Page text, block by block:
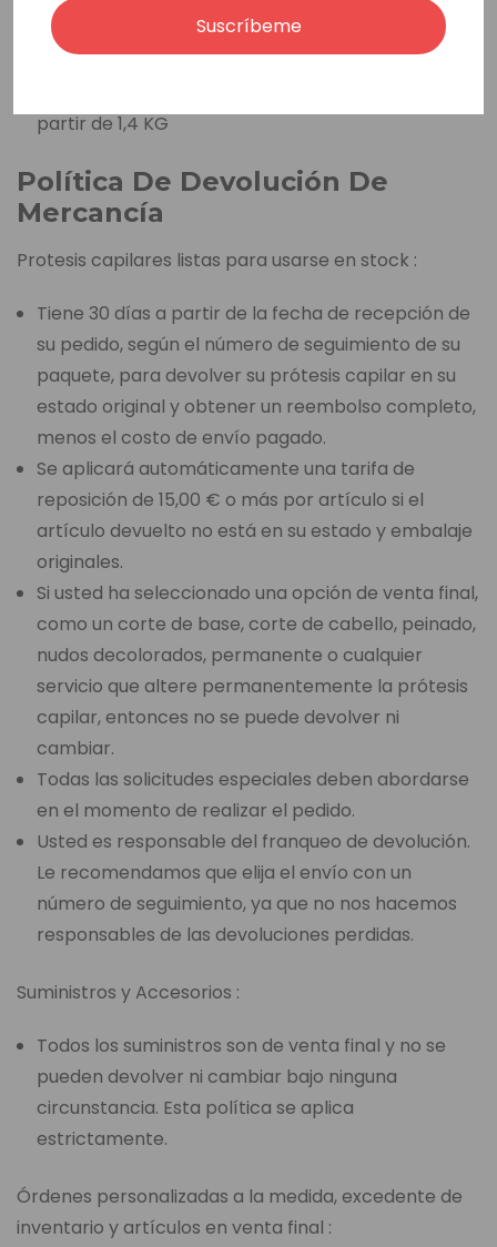
A través de FedEx Express (3-6 días laborables)
Tarifa de envío base de 45 euros
partir de 1,4 KG
Política De Devolución De
Mercancía
Protesis capilares listas para usarse en stock :
Tiene 30 días a partir de la fecha de recepción de
su pedido, según el número de seguimiento de su
paquete, para devolver su prótesis capilar en su
estado original y obtener un reembolso completo,
menos el costo de envío pagado.
Se aplicará automáticamente una tarifa de
reposición de 15,00 € o más por artículo si el
artículo devuelto no está en su estado y embalaje
originales.
Si usted ha seleccionado una opción de venta final,
como un corte de base, corte de cabello, peinado,
nudos decolorados, permanente o cualquier
servicio que altere permanentemente la prótesis
capilar, entonces no se puede devolver ni
cambiar.
Todas las solicitudes especiales deben abordarse
en el momento de realizar el pedido.
Usted es responsable del franqueo de devolución.
Le recomendamos que elija el envío con un
número de seguimiento, ya que no nos hacemos
responsables de las devoluciones perdidas.
Suministros y Accesorios :
Todos los suministros son de venta final y no se
pueden devolver ni cambiar bajo ninguna
circunstancia. Esta política se aplica
estrictamente.
Órdenes personalizadas a la medida, excedente de
inventario y artículos en venta final :
Suscríbeme